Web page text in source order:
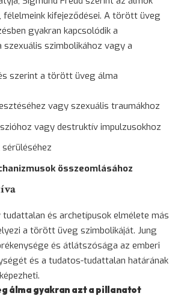
kifejeződései. A törött üveg
gyakran kapcsolódik a
szexuális szimbolikához vagy a
szerint a törött üveg álma
vagy szexuális traumákhoz
vagy destruktív impulzusokhoz
összeomlásához
tudattalan és archetípusok elmélete más
a törött üveg szimbolikáját. Jung
és átlátszósága az emberi
és a tudatos-tudattalan határának
álma gyakran azt a pillanatot